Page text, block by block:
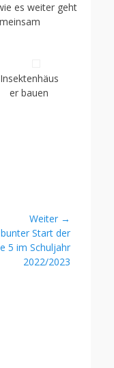
es weiter geht
Insektenhäus
er bauen
Weiter →
bunter Start der
5 im Schuljahr
2022/2023